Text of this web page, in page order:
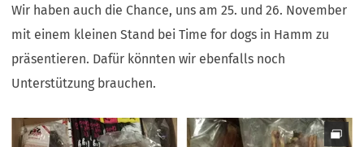
Wir haben auch die Chance, uns am 25. und 26. November
mit einem kleinen Stand bei Time for dogs in Hamm zu
präsentieren. Dafür könnten wir ebenfalls noch
Unterstützung brauchen.